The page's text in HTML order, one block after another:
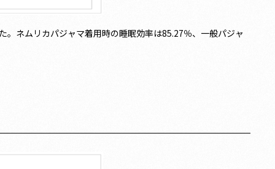
ネムリカパジャマ着用時の睡眠効率は85.27％、一般パジャ